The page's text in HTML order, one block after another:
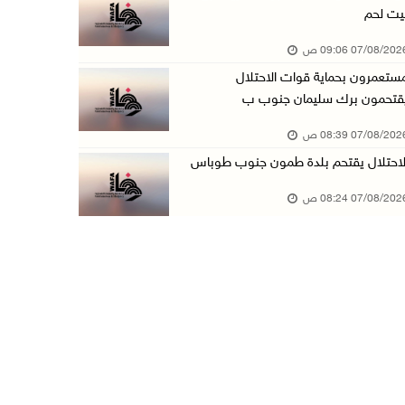
وزير الداخلية يبحث مع مكافحة المخدرات الدولي ...
رئيس بلدية الخليل يطلع وفدا أميركيا على تطورا ...
لحم
08/2026 09:06 ص
بحماية قوات الاحتلال
برك سليمان جنوب ب
08/2026 08:39 ص
يقتحم بلدة طمون جنوب طوباس
08/2026 08:24 ص